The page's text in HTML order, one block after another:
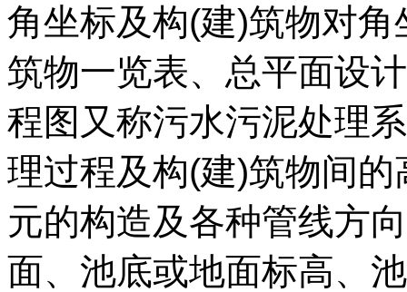
角坐标及构(建)筑物对
筑物一览表、总平面设
程图又称污水污泥处理
理过程及构(建)筑物间
元的构造及各种管线方
面、池底或地面标高、